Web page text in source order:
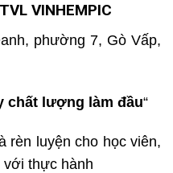
VINHEMPIC
phường 7, Gò Vấp,
chất lượng làm đầu“
rèn luyện cho học viên,
với thực hành